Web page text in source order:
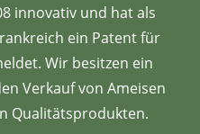
innovativ und hat als
ein Patent für
Wir besitzen ein
Verkauf von Ameisen
Qualitätsprodukten.